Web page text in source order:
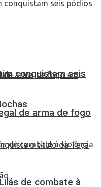
conquistam seis
de arma de fogo
de combate à